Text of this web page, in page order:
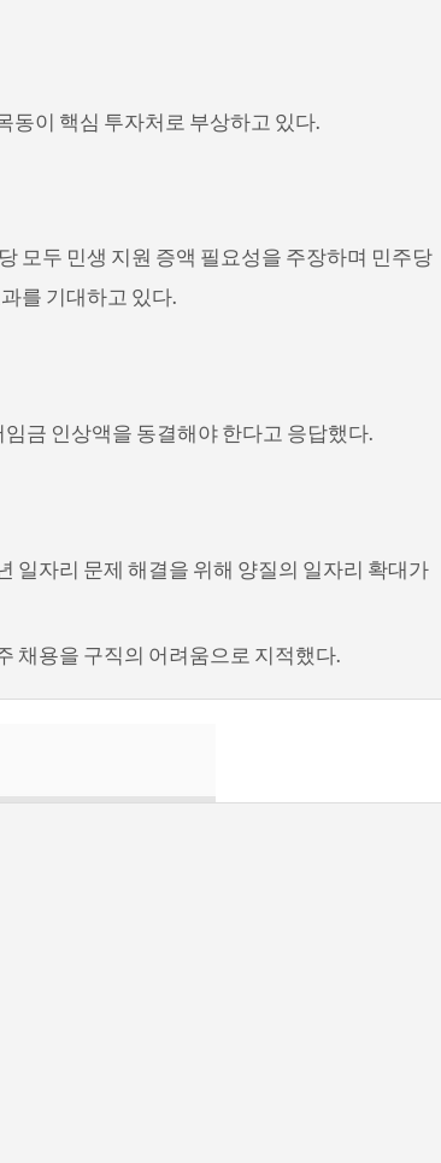
동이 핵심 투자처로 부상하고 있다.
모두 민생 지원 증액 필요성을 주장하며 민주당
를 기대하고 있다.
금 인상액을 동결해야 한다고 응답했다.
일자리 문제 해결을 위해 양질의 일자리 확대가
채용을 구직의 어려움으로 지적했다.